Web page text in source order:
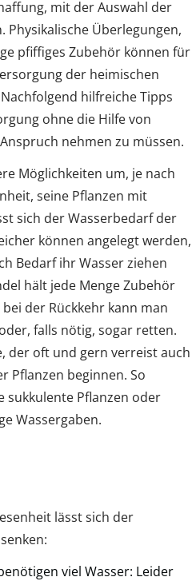
mit der Auswahl der
Physikalische Überlegungen,
pfiffiges Zubehör können für
der heimischen
hilfreiche Tipps
ohne die Hilfe von
nehmen zu müssen.
Möglichkeiten um, je nach
seine Pflanzen mit
sich der Wasserbedarf der
können angelegt werden,
Bedarf ihr Wasser ziehen
hält jede Menge Zubehör
der Rückkehr kann man
falls nötig, sogar retten.
der oft und gern verreist auch
Pflanzen beginnen. So
sukkulente Pflanzen oder
Wassergaben.
lässt sich der
viel Wasser: Leider